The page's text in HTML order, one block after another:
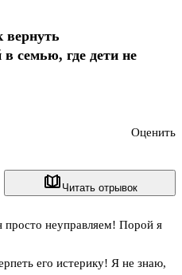
Читать отрывок
неуправляем! Порой я
его истерику! Я не знаю,
вернуть
семью, где дети не
Оценить